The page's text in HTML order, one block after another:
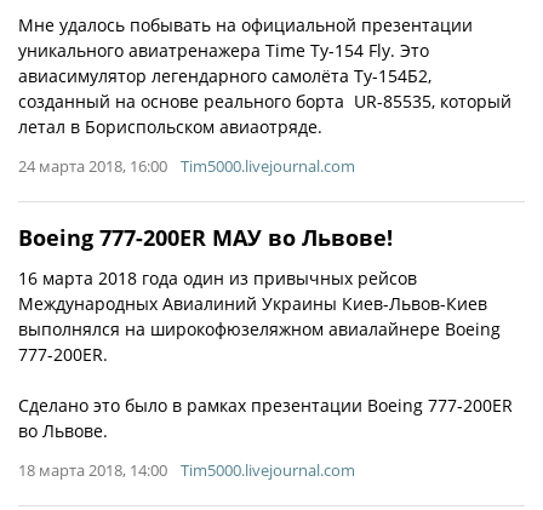
Мне удалось побывать на официальной презентации
уникального авиатренажера Time Tу-154 Fly. Это
авиасимулятор легендарного самолёта Ту-154Б2,
созданный на основе реального борта UR-85535, который
летал в Бориспольском авиаотряде.
24 марта 2018, 16:00 Tim5000.livejournal.com
Boeing 777-200ER МАУ во Львове!
16 марта 2018 года один из привычных рейсов
Международных Авиалиний Украины Киев-Львов-Киев
выполнялся на широкофюзеляжном авиалайнере Boeing
777-200ER.
Сделано это было в рамках презентации Boeing 777-200ER
во Львове.
18 марта 2018, 14:00 Tim5000.livejournal.com